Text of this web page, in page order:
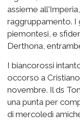
assieme
raggruppamento.
piemontesi, e
Derthona,
I biancorossi
occorso a
novembre. Il ds
una punta per
di mercoledì